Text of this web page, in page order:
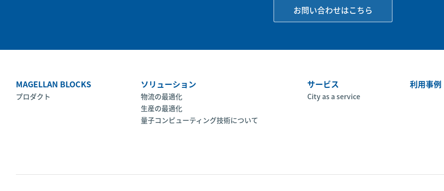
お問い合わせはこちら
MAGELLAN BLOCKS
プロダクト
ソリューション
物流の最適化
生産の最適化
量子コンピューティング技術について
サービス
City as a service
利用事例